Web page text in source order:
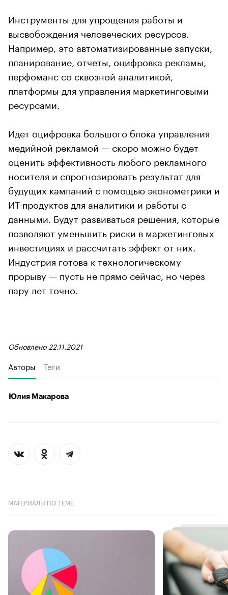
Инструменты для упрощения работы и
высвобождения человеческих ресурсов.
Например, это автоматизированные запуски,
планирование, отчеты, оцифровка рекламы,
перфоманс со сквозной аналитикой,
платформы для управления маркетинговыми
ресурсами.
Идет оцифровка большого блока управления
медийной рекламой — скоро можно будет
оценить эффективность любого рекламного
носителя и спрогнозировать результат для
будущих кампаний с помощью эконометрики и
ИТ-продуктов для аналитики и работы с
данными. Будут развиваться решения, которые
позволяют уменьшить риски в маркетинговых
инвестициях и рассчитать эффект от них.
Индустрия готова к технологическому
прорыву — пусть не прямо сейчас, но через
пару лет точно.
Обновлено 22.11.2021
Авторы Теги
Юлия Макарова
МАТЕРИАЛЫ ПО ТЕМЕ